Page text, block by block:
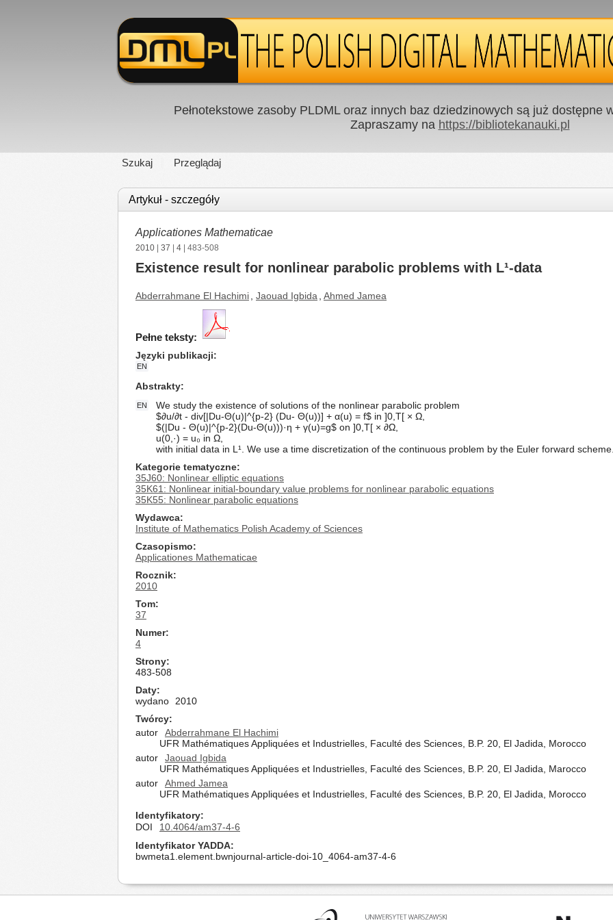
Pełnotekstowe zasoby PLDML oraz innych baz dziedzinowych są już dostępne
Zapraszamy na https://bibliotekanauki.pl
Szukaj Przeglądaj
Artykuł - szczegóły
Applicationes Mathematicae
2010 37 4 | 483-508
Existence result for nonlinear parabolic problems with L¹-data
Abderrahmane El Hachimi Jaouad Igbida Ahmed Jamea
Pełne teksty:
Języki publikacji
EN
Abstrakty
EN
We study the existence of solutions of the nonlinear parabolic problem
$∂u/∂t - div[|Du-Θ(u)|^{p-2} (Du- Θ(u))] + α(u) = f$ in ]0,T[ × Ω,
$(|Du - Θ(u)|^{p-2}(Du-Θ(u)))·η + γ(u)=g$ on ]0,T[ × ∂Ω,
u(0,·) = u₀ in Ω,
with initial data in L¹. We use a time discretization of the continuous problem by the Euler forward
Kategorie tematyczne
35J60: Nonlinear elliptic equations
35K61: Nonlinear initial-boundary value problems for nonlinear parabolic equations
35K55: Nonlinear parabolic equations
Wydawca
Institute of Mathematics Polish Academy of Sciences
Czasopismo
Applicationes Mathematicae
Rocznik
2010
Tom
37
Numer
4
Strony
483-508
Daty
wydano
2010
Twórcy
autor
Abderrahmane El Hachimi
UFR Mathématiques Appliquées et Industrielles, Faculté des Sciences, B.P. 20, El Jadida, Morocco
autor
Jaouad Igbida
UFR Mathématiques Appliquées et Industrielles, Faculté des Sciences, B.P. 20, El Jadida, Marocco
autor
Ahmed Jamea
UFR Mathématiques Appliquées et Industrielles, Faculté des Sciences, B.P. 20, El Jadida, Morocco
Identyfikatory
DOI
10.4064/am37-4-6
Identyfikator YADDA
bwmeta1.element.bwnjournal-article-doi-10_4064-am37-4-6